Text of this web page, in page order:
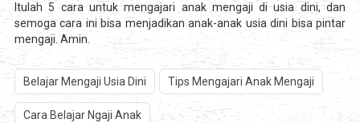
Itulah 5 cara untuk mengajari anak mengaji di usia dini, dan
semoga cara ini bisa menjadikan anak-anak usia dini bisa pintar
mengaji. Amin.
Belajar Mengaji Usia Dini Tips Mengajari Anak Mengaji
Cara Belajar Ngaji Anak